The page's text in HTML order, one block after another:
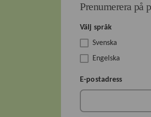
Prenumerera på
Välj språk
Svenska
Engelska
E-postadress